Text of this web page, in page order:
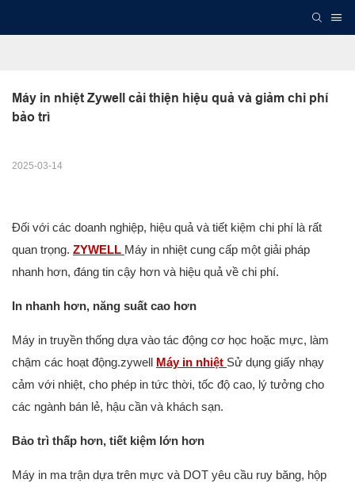
Máy in nhiệt Zywell cải thiện hiệu quả và giảm chi phí
bảo trì
2025-03-14
Đối với các doanh nghiệp, hiệu quả và tiết kiệm chi phí là rất
quan trọng. ZYWELL Máy in nhiệt cung cấp một giải pháp
nhanh hơn, đáng tin cậy hơn và hiệu quả về chi phí.
In nhanh hơn, năng suất cao hơn
Máy in truyền thống dựa vào tác động cơ học hoặc mực, làm
chậm các hoạt động.zywell Máy in nhiệt Sử dụng giấy nhạy
cảm với nhiệt, cho phép in tức thời, tốc độ cao, lý tưởng cho
các ngành bán lẻ, hậu cần và khách sạn.
Bảo trì thấp hơn, tiết kiệm lớn hơn
Máy in ma trận dựa trên mực và DOT yêu cầu ruy băng, hộp